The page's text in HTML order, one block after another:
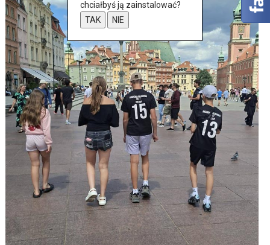
chciałbyś ją zainstalować?
TAK
NIE